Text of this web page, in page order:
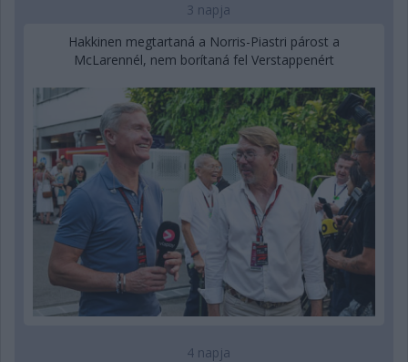
3 napja
Hakkinen megtartaná a Norris-Piastri párost a
McLarennél, nem borítaná fel Verstappenért
4 napja